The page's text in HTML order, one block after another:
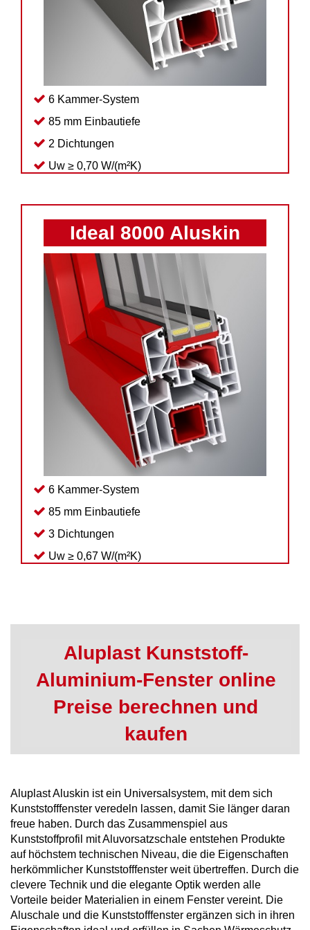
Insektenschutz Plissee
Fensterverglasung
Tür- und Fensterbeschläge
Griffe
Fensterfarben
Fensterbeschläge
Smart-Home Lösungen
6 Kammer-System
85 mm Einbautiefe
2 Dichtungen
Uw ≥ 0,70 W/(m²K)
Ideal 8000 Aluskin
6 Kammer-System
85 mm Einbautiefe
3 Dichtungen
Uw ≥ 0,67 W/(m²K)
Aluplast Kunststoff-
Aluminium-Fenster online
Preise berechnen und
kaufen
Aluplast Aluskin ist ein Universalsystem, mit dem sich
Kunststofffenster veredeln lassen, damit Sie länger daran
freue haben. Durch das Zusammenspiel aus
Kunststoffprofil mit Aluvorsatzschale entstehen Produkte
auf höchstem technischen Niveau, die die Eigenschaften
herkömmlicher Kunststofffenster weit übertreffen. Durch die
clevere Technik und die elegante Optik werden alle
Vorteile beider Materialien in einem Fenster vereint. Die
Aluschale und die Kunststofffenster ergänzen sich in ihren